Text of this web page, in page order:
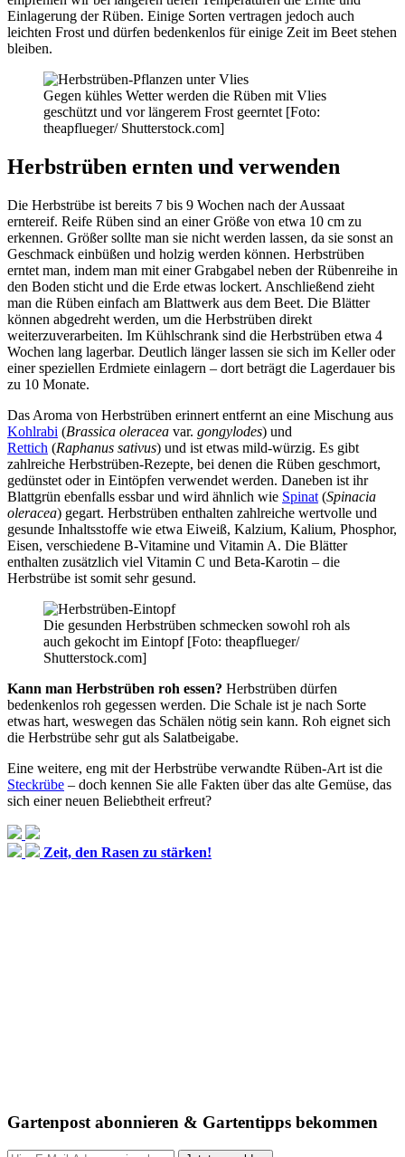
Einlagerung der Rüben. Einige Sorten vertragen jedoch auch
leichten Frost und dürfen bedenkenlos für einige Zeit im Beet stehen
bleiben.
Gegen kühles Wetter werden die Rüben mit Vlies
geschützt und vor längerem Frost geerntet [Foto:
theapflueger/ Shutterstock.com]
Herbstrüben ernten und verwenden
Die Herbstrübe ist bereits 7 bis 9 Wochen nach der Aussaat
erntereif. Reife Rüben sind an einer Größe von etwa 10 cm zu
erkennen. Größer sollte man sie nicht werden lassen, da sie sonst an
Geschmack einbüßen und holzig werden können. Herbstrüben
erntet man, indem man mit einer Grabgabel neben der Rübenreihe in
den Boden sticht und die Erde etwas lockert. Anschließend zieht
man die Rüben einfach am Blattwerk aus dem Beet. Die Blätter
können abgedreht werden, um die Herbstrüben direkt
weiterzuverarbeiten. Im Kühlschrank sind die Herbstrüben etwa 4
Wochen lang lagerbar. Deutlich länger lassen sie sich im Keller oder
einer speziellen Erdmiete einlagern – dort beträgt die Lagerdauer bis
zu 10 Monate.
Das Aroma von Herbstrüben erinnert entfernt an eine Mischung aus
Kohlrabi (Brassica oleracea var. gongylodes) und
Rettich (Raphanus sativus) und ist etwas mild-würzig. Es gibt
zahlreiche Herbstrüben-Rezepte, bei denen die Rüben geschmort,
gedünstet oder in Eintöpfen verwendet werden. Daneben ist ihr
Blattgrün ebenfalls essbar und wird ähnlich wie Spinat (Spinacia
oleracea) gegart. Herbstrüben enthalten zahlreiche wertvolle und
gesunde Inhaltsstoffe wie etwa Eiweiß, Kalzium, Kalium, Phosphor,
Eisen, verschiedene B-Vitamine und Vitamin A. Die Blätter
enthalten zusätzlich viel Vitamin C und Beta-Karotin – die
Herbstrübe ist somit sehr gesund.
Die gesunden Herbstrüben schmecken sowohl roh als
auch gekocht im Eintopf [Foto: theapflueger/
Shutterstock.com]
Kann man Herbstrüben roh essen? Herbstrüben dürfen
bedenkenlos roh gegessen werden. Die Schale ist je nach Sorte
etwas hart, weswegen das Schälen nötig sein kann. Roh eignet sich
die Herbstrübe sehr gut als Salatbeigabe.
Eine weitere, eng mit der Herbstrübe verwandte Rüben-Art ist die
Steckrübe – doch kennen Sie alle Fakten über das alte Gemüse, das
sich einer neuen Beliebtheit erfreut?
Zeit, den Rasen zu stärken!
Gartenpost abonnieren & Gartentipps bekommen